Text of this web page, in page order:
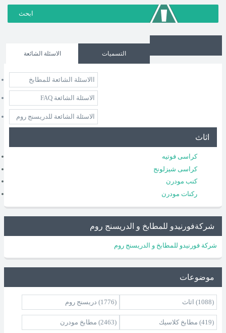
الاسئلة الشائعة التسميات
االاسئلة الشائعة للمطابخ
الاسئلة الشائعة FAQ
الاسئلة الشائعة للدريسنج روم
اثاث
كراسى فوتيه
كراسى شيزلونج
كنب مودرن
ركنات مودرن
شركةفورنيدو للمطابخ و الدريسنج روم
شركة فورنيدو للمطابخ و الدريسنج روم
موضوعات
اثاث (1088) دريسنج روم (1776)
مطابخ كلاسيك (419) مطابخ مودرن (2463)